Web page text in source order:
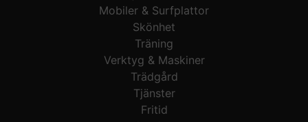
Mobiler & Surfplattor
Skönhet
Träning
Verktyg & Maskiner
Trädgård
Tjänster
Fritid